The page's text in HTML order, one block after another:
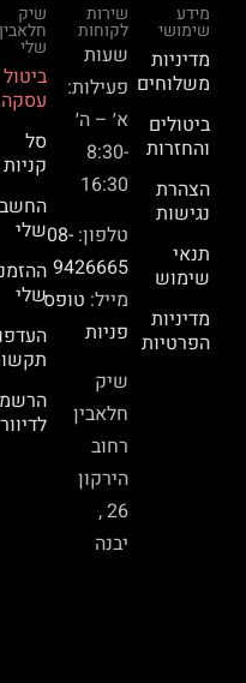
מידע
שימושי
מדיניות
משלוחים
ביטולים
והחזרות
הצהרת
נגישות
תנאי
שימוש
מדיניות
הפרטיות
שירות
לקוחות
שעות
פעילות:
א׳ – ה׳
8:30-
16:30
טלפון: 08-
9426665
מייל: טופס
פניות
שיק
חלאבין
רחוב
הירקון
26 ,
יבנה
שיק
חלאבין
שלי
ביטול
עסקה
סל
קניות
שלי
שלי
לדיוור